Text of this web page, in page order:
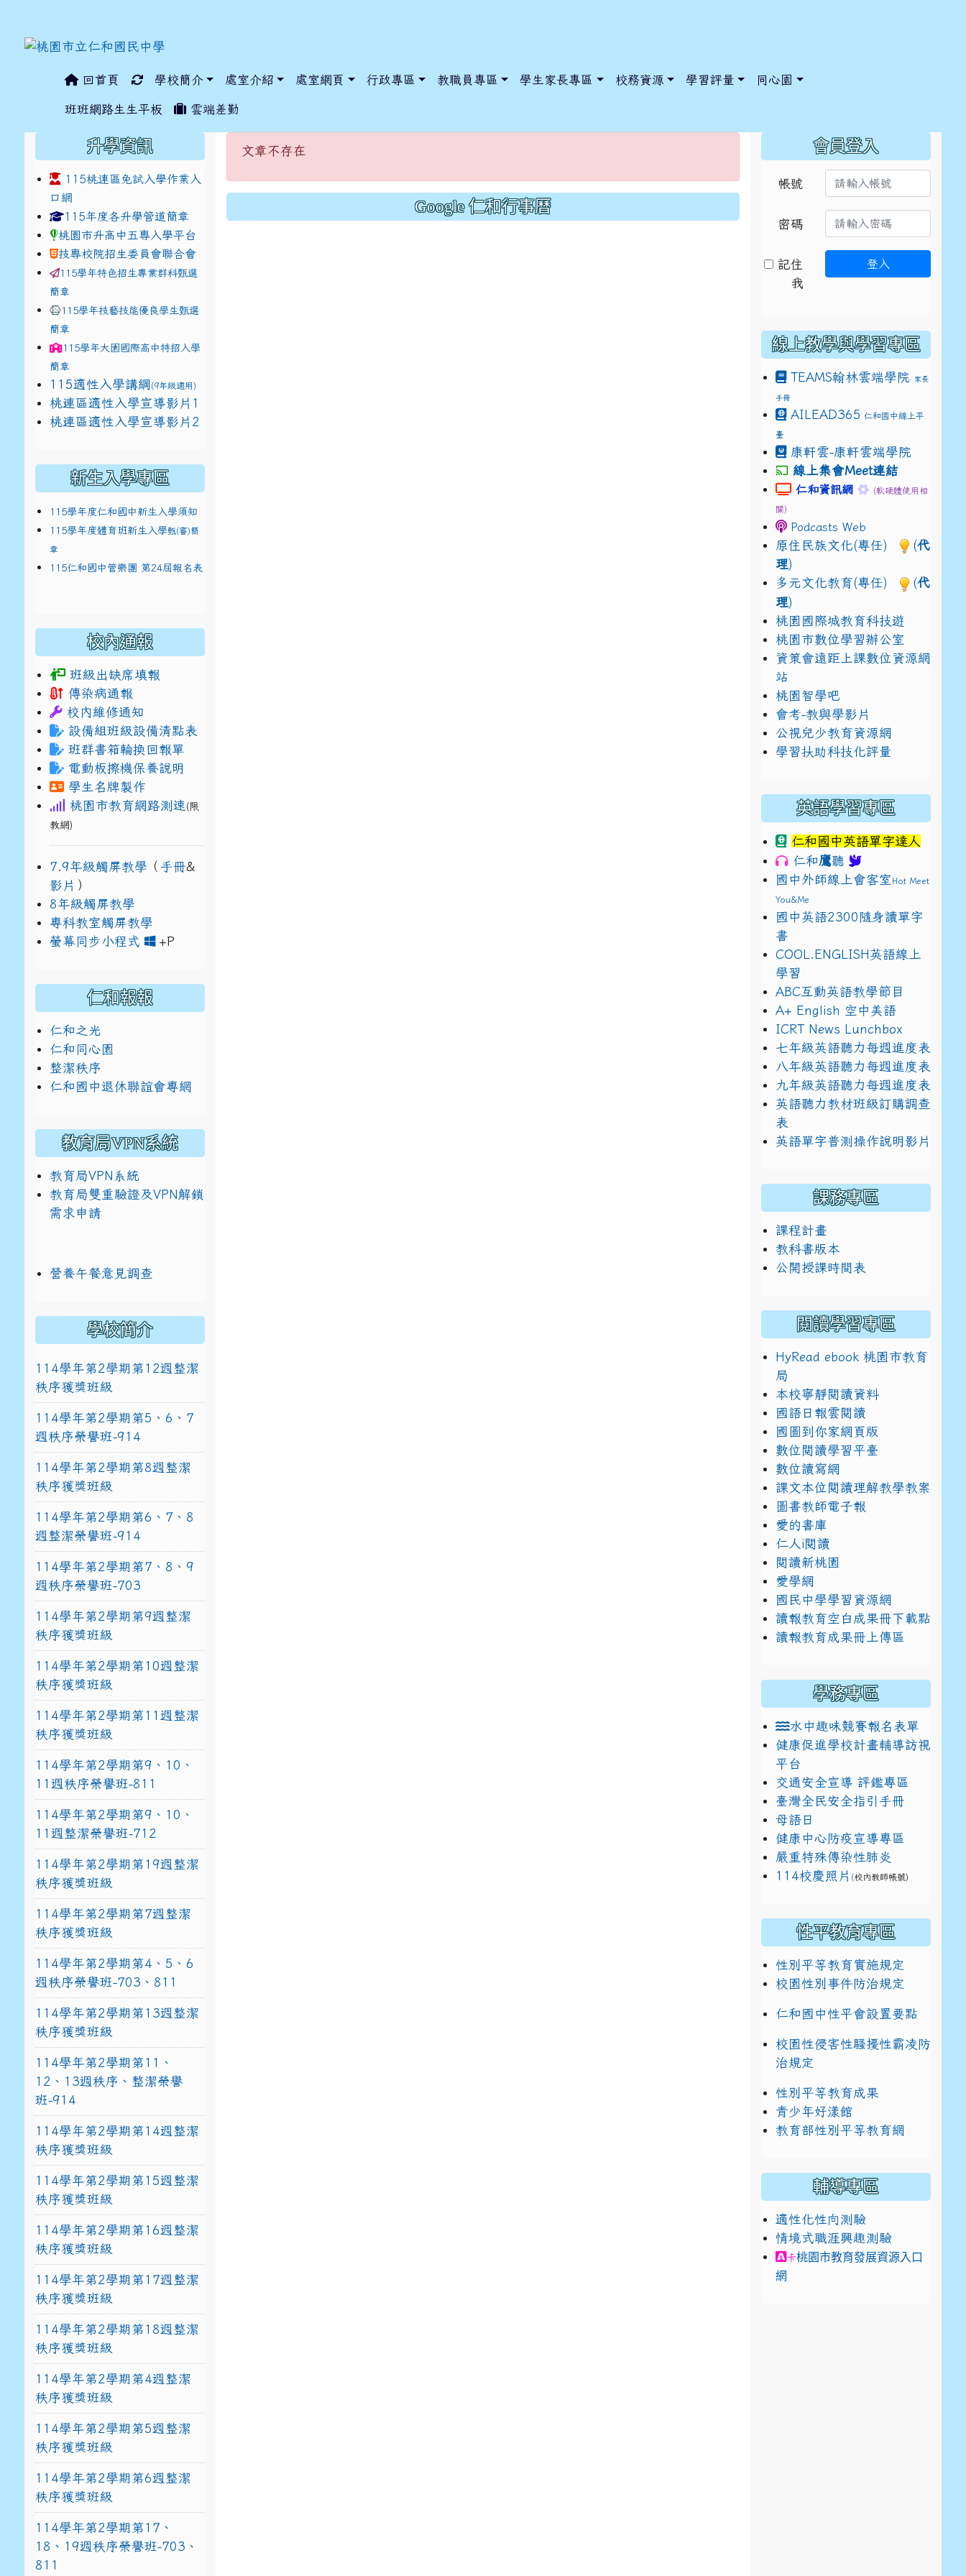
回首頁 學校簡介 處室介紹 處室網頁 行政專區 教職員專區 學生家長專區 校務資源 學習評量 同心園
班班網路生生平板 雲端差勤
文章不存在
文章不存在
Google 仁和行事曆
升學資訊
115桃連區免試入學作業入
口網
link to https://www.jhjhs.tyc.edu.tw/modules/tadnews/index.php?nsn=5425
115年度各升學管道簡章link to http://tyc.entry.edu.tw/NoExamImitate_TL/NoExamImitateHome/Page/Public/ChooseSys?s=05 style=font-size: 1rem; background-
link to http://tyc.entry.edu.tw/NoExamImitate_TL/NoExamImitateHome/Page/Public/ChooseSys?s=05 style=font-size: 1rem; background-
桃園市升高中五專入學平台
技專校院招生委員會聯合會
115學年特色招生專業群科甄選
簡章
115學年技藝技能優良學生甄選
簡章
115學年大園國際高中特招入學
簡章
115適性入學講綱 (9年級適用)
link to https://docs.google.com/presentation/d/1x3bih9gNpRNolaz0znBOn--g7OisECve/
桃連區適性入學宣導影片1
link to https://docs.google.com/presentation/d/1x3bih9gNpRNolaz0znBOn--g7OisECve/
桃連區適性入學宣導影片2 ogle.com/presentation/d/
新生入學專區
115學年度仁和國中新生入學須知
115學年度體育班新生入學甄(審)簡
章
115仁和國中管樂團 第24屆報名表
校內通報
班級出缺席填報
傳染病通報
校內維修通知
設備組班級設備清點表
班群書箱輪換回報單
電動板擦機保養說明
學生名牌製作
桃園市教育網路測速 (限
教網)
7.9年級觸屏教學 （ 手冊&
影片 ）
8年級觸屏教學
專科教室觸屏教學
螢幕同步小程式
+Plink to https://www.jhjhs.tyc.edu.tw/uploads/tad_blocks/file/
link to https://drive.google.com/file/d/1DRAbt49kEePJ5_zYCA1AuLinl3dysZ_8/view?usp=sharing
仁和報報
仁和之光
仁和同心園
整潔秩序
仁和國中退休聯誼會專網
教育局VPN系統
教育局VPN系統
教育局雙重驗證及VPN解鎖
需求申請
營養午餐意見調查
學校簡介
114學年第2學期第12週整潔
秩序獲獎班級
114學年第2學期第5、6、7
週秩序榮譽班-914
114學年第2學期第8週整潔
秩序獲獎班級
114學年第2學期第6、7、8
週整潔榮譽班-914
114學年第2學期第7、8、9
週秩序榮譽班-703
114學年第2學期第9週整潔
秩序獲獎班級
114學年第2學期第10週整潔
秩序獲獎班級
114學年第2學期第11週整潔
秩序獲獎班級
114學年第2學期第9、10、
11週秩序榮譽班-811
114學年第2學期第9、10、
11週整潔榮譽班-712
114學年第2學期第19週整潔
秩序獲獎班級
114學年第2學期第7週整潔
秩序獲獎班級
114學年第2學期第4、5、6
週秩序榮譽班-703、811
114學年第2學期第13週整潔
秩序獲獎班級
114學年第2學期第11、
12、13週秩序、整潔榮譽
班-914
114學年第2學期第14週整潔
秩序獲獎班級
114學年第2學期第15週整潔
秩序獲獎班級
114學年第2學期第16週整潔
秩序獲獎班級
114學年第2學期第17週整潔
秩序獲獎班級
114學年第2學期第18週整潔
秩序獲獎班級
114學年第2學期第4週整潔
秩序獲獎班級
114學年第2學期第5週整潔
秩序獲獎班級
114學年第2學期第6週整潔
秩序獲獎班級
114學年第2學期第17、
18、19週秩序榮譽班-703、
811
會員登入
帳號
密碼
記住
我
登入
線上教學與學習專區
TEAMS翰林雲端學院 家長
手冊
AILEAD365 仁和國中線上平
臺
康軒雲-康軒雲端學院
線上集會Meet連結
link to https://
仁和資訊網 link to https://
(軟硬體使用相
關)
Podcasts Web
原住民族文化(專任) (代
理)
多元文化教育(專任)
(代
理)
桃園國際城教育科技遊
桃園市數位學習辦公室
資策會遠距上課數位資源網
站
桃園智學吧
會考-教與學影片
公視兒少教育資源網
學習扶助科技化評量
英語學習專區
仁和國中英語單字達人
仁和鷹聽
國中外師線上會客室Hot Meet
You&Me
國中英語2300隨身讀單字
書
COOL.ENGLISH英語線上
學習
ABC互動英語教學節目
A+ English 空中美語
ICRT News Lunchbox
七年級英語聽力每週進度表
八年級英語聽力每週進度表
九年級英語聽力每週進度表
英語聽力教材班級訂購調查
表
英語單字普測操作說明影片
課務專區
課程計畫
教科書版本
公開授課時間表
閱讀學習專區
HyRead ebook 桃園市教育
局
本校寧靜閱讀資料
國語日報雲閱讀
國圖到你家網頁版
數位閱讀學習平臺
數位讀寫網
課文本位閱讀理解教學教案
圖書教師電子報
愛的書庫
仁人i閱讀
閱讀新桃園
愛學網
國民中學學習資源網
讀報教育空白成果冊下載點
讀報教育成果冊上傳區
學務專區
水中趣味競賽報名表單
健康促進學校計畫輔導訪視
平台
交通安全宣導 評鑑專區
臺灣全民安全指引手冊
母語日
健康中心防疫宣導專區
嚴重特殊傳染性肺炎
114校慶照片 (校內教師帳號)
性平教育專區
性別平等教育實施規定
校園性別事件防治規定
仁和國中性平會設置要點
校園性侵害性騷擾性霸凌防
治規定
性別平等教育成果
青少年好漾館
教育部性別平等教育網
輔導專區
適性化性向測驗
情境式職涯興趣測驗
link to https://
卡桃園市教育發展資源入口
網